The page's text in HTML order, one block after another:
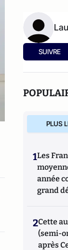
SUIVRE
PLUS
1Les
année
grand
2Cette
(semi-
après